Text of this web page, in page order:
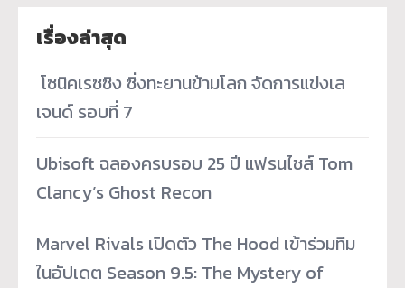
เรื่องล่าสุด
­ โซนิคเรซซิง ซิ่งทะยานข้ามโลก จัดการแข่งเล
เจนด์ รอบที่ 7
Ubisoft ฉลองครบรอบ 25 ปี แฟรนไชส์ Tom
Clancy’s Ghost Recon
Marvel Rivals เปิดตัว The Hood เข้าร่วมทีม
ในอัปเดต Season 9.5: The Mystery of